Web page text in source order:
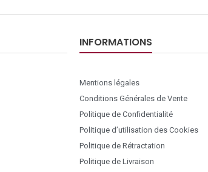
INFORMATIONS
Mentions légales
Conditions Générales de Vente
Politique de Confidentialité
Politique d’utilisation des Cookies
Politique de Rétractation
Politique de Livraison